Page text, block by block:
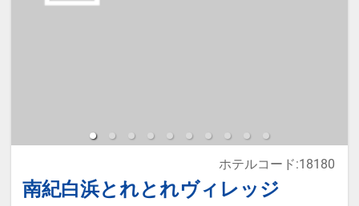
設へのメッセージ」に人数と年齢を
み）
●館内施設券1000円♪ ※滞在中1回
南紀白浜とれとれヴィレッジ
ホテルコード:18180